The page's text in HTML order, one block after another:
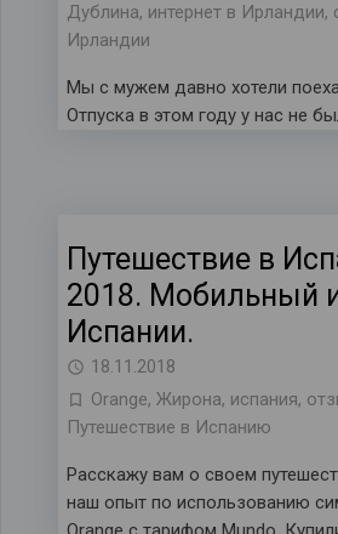
Дублина, интернет в Ирландии,
Ирландии
Мы с мужем давно хотели
Отпуска в этом году у нас не
Путешествие в
2018. Мобильный
Испании.
18.11.2018
Orange, Жирона, испания,
Путешествие в Испанию
Расскажу вам о своем
наш опыт по использованию